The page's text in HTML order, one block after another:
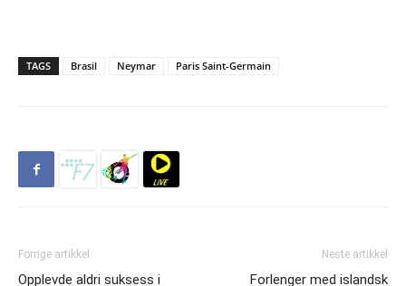
TAGS Brasil Neymar Paris Saint-Germain
Forrige artikkel
Opplevde aldri suksess i
Neste artikkel
Forlenger med islandsk